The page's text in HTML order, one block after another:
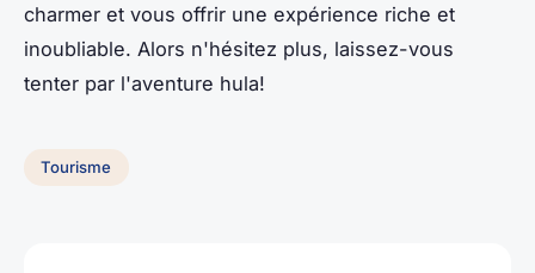
charmer et vous offrir une expérience riche et
inoubliable. Alors n'hésitez plus, laissez-vous
tenter par l'aventure hula!
Tourisme